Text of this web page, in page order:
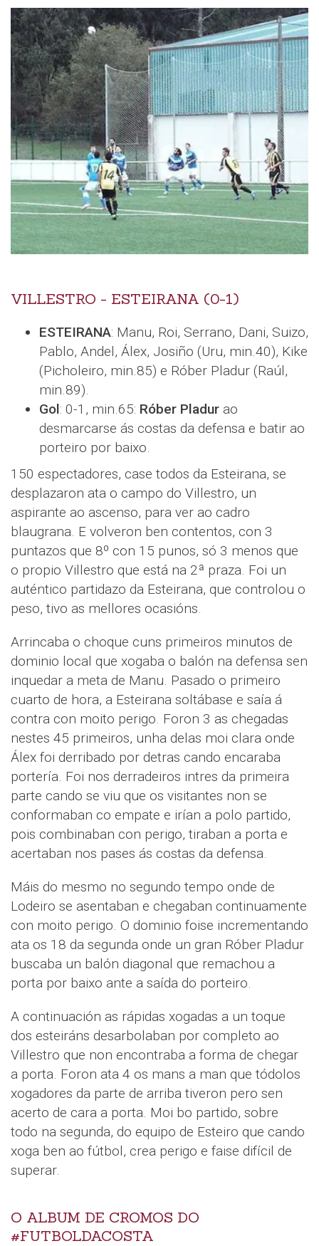
VILLESTRO - ESTEIRANA (0-1)
ESTEIRANA: Manu, Roi, Serrano, Dani, Suizo,
Pablo, Andel, Álex, Josiño (Uru, min.40), Kike
(Picholeiro, min.85) e Róber Pladur (Raúl,
min.89).
Gol: 0-1, min.65: Róber Pladur ao
desmarcarse ás costas da defensa e batir ao
porteiro por baixo.
150 espectadores, case todos da Esteirana, se
desplazaron ata o campo do Villestro, un
aspirante ao ascenso, para ver ao cadro
blaugrana. E volveron ben contentos, con 3
puntazos que 8º con 15 punos, só 3 menos que
o propio Villestro que está na 2ª praza. Foi un
auténtico partidazo da Esteirana, que controlou o
peso, tivo as mellores ocasións.
Arrincaba o choque cuns primeiros minutos de
dominio local que xogaba o balón na defensa sen
inquedar a meta de Manu. Pasado o primeiro
cuarto de hora, a Esteirana soltábase e saía á
contra con moito perigo. Foron 3 as chegadas
nestes 45 primeiros, unha delas moi clara onde
Álex foi derribado por detras cando encaraba
portería. Foi nos derradeiros intres da primeira
parte cando se viu que os visitantes non se
conformaban co empate e irían a polo partido,
pois combinaban con perigo, tiraban a porta e
acertaban nos pases ás costas da defensa.
Máis do mesmo no segundo tempo onde de
Lodeiro se asentaban e chegaban continuamente
con moito perigo. O dominio foise incrementando
ata os 18 da segunda onde un gran Róber Pladur
buscaba un balón diagonal que remachou a
porta por baixo ante a saída do porteiro.
A continuación as rápidas xogadas a un toque
dos esteiráns desarbolaban por completo ao
Villestro que non encontraba a forma de chegar
a porta. Foron ata 4 os mans a man que tódolos
xogadores da parte de arriba tiveron pero sen
acerto de cara a porta. Moi bo partido, sobre
todo na segunda, do equipo de Esteiro que cando
xoga ben ao fútbol, crea perigo e faise difícil de
superar.
O ALBUM DE CROMOS DO
#FUTBOLDACOSTA